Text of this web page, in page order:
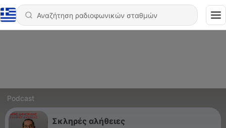
Podcast
Σκληρές αλήθειες